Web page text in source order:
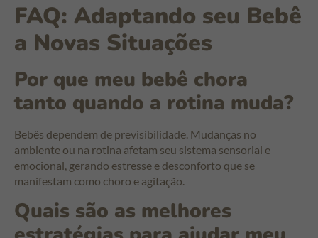
FAQ: Adaptando seu Bebê
a Novas Situações
Por que meu bebê chora
tanto quando a rotina muda?
Bebês dependem de previsibilidade. Mudanças no
ambiente ou na rotina afetam seu sistema sensorial e
emocional, gerando estresse e desconforto que se
manifestam como choro e agitação.
Quais são as melhores